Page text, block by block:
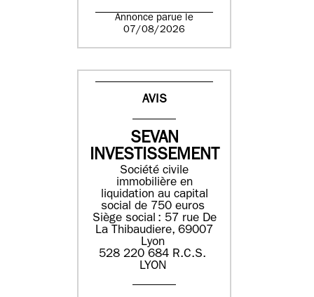
Annonce parue le
07/08/2026
AVIS
SEVAN
INVESTISSEMENT
Société civile
immobilière en
liquidation ​au capital
social de 750 euros​
Siège social : ​57 rue De
La Thibaudiere, 69007
Lyon​
​​528 220 684​ R.C.S. ​
LYON​